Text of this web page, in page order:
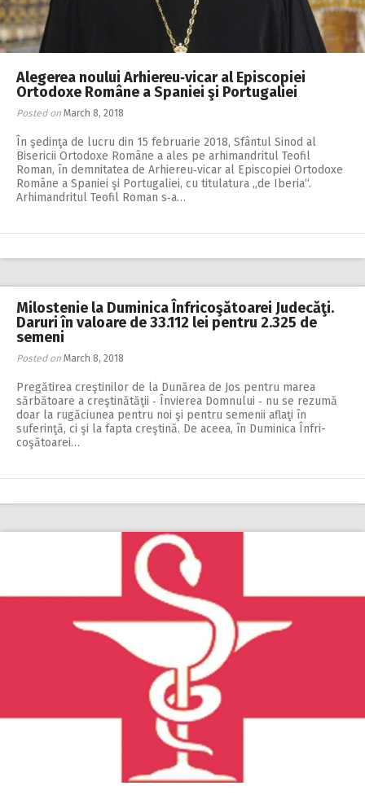
Alegerea noului Arhiereu‑vicar al Episcopiei
Ortodoxe Române a Spaniei şi Portugaliei
Posted on March 8, 2018
În şedinţa de lucru din 15 februarie 2018, Sfântul Sinod al
Bisericii Ortodoxe Române a ales pe arhimandritul Teofil
Roman, în demnitatea de Arhiereu‑vicar al Episcopiei Ortodoxe
Române a Spaniei şi Portugaliei, cu titulatura „de Iberia“.
Arhimandritul Teofil Roman s‑a…
Milostenie la Duminica Înfricoşătoarei Judecăţi.
Daruri în valoare de 33.112 lei pentru 2.325 de
semeni
Posted on March 8, 2018
Pregătirea creştinilor de la Dunărea de Jos pentru marea
sărbătoare a creştinătăţii ‑ Învierea Domnului ‑ nu se rezumă
doar la rugăciunea pentru noi şi pentru semenii aflaţi în
suferinţă, ci şi la fapta creştină. De aceea, în Duminica Înfri­
coşătoarei…